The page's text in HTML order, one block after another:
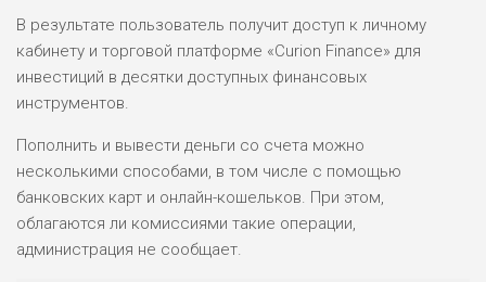
НАЗВАНИЕ
ПОДОЙДЕТ
РИСКИ: НИЗКИЕ
ДОХОД: ВЫСОКИЙ
В результате пользователь получит доступ к личному
кабинету и торговой платформе «Curion Finance» для
инвестиций в десятки доступных финансовых
инструментов.
Пополнить и вывести деньги со счета можно
несколькими способами, в том числе с помощью
банковских карт и онлайн-кошельков. При этом,
облагаются ли комиссиями такие операции,
администрация не сообщает.